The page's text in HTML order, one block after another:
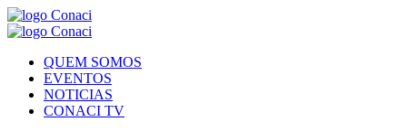
QUEM SOMOS
EVENTOS
NOTICIAS
CONACI TV